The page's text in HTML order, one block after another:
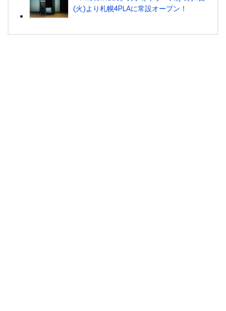
(火)より札幌4PLAに常設オープン！